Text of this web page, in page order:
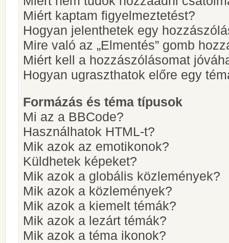
Miért kaptam figyelmeztetést?
Hogyan jelenthetek egy
Mire való az „Elmentés” gomb
Miért kell a hozzászólásomat
Hogyan ugraszthatok előre egy
Formázás és téma típusok
Mi az a BBCode?
Használhatok HTML-t?
Mik azok az emotikonok?
Küldhetek képeket?
Mik azok a globális közlemények?
Mik azok a közlemények?
Mik azok a kiemelt témák?
Mik azok a lezárt témák?
Mik azok a téma ikonok?